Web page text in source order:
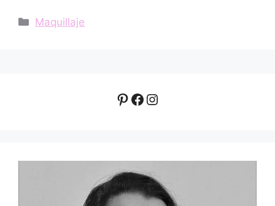
Categorías
Maquillaje
Pinterest
Facebook
Instagram